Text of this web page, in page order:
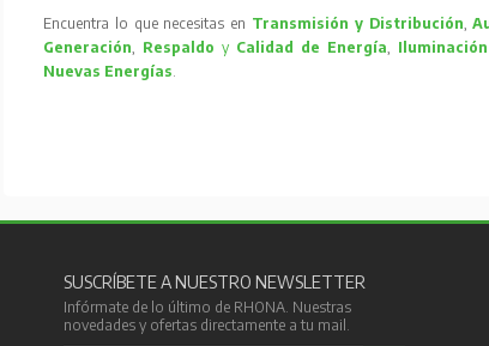
Encuentra lo que necesitas en Transmisión y Distribución,
Generación, Respaldo y Calidad de Energía,
Nuevas Energías.
SUSCRÍBETE A NUESTRO NEWSLETTER
Infórmate de lo último de RHONA. Nuestras
novedades y ofertas directamente a tu mail.